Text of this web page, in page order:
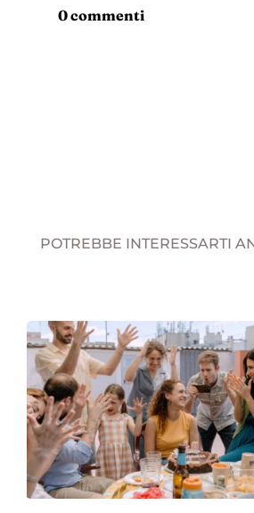
0 commenti
POTREBBE INTERESSARTI